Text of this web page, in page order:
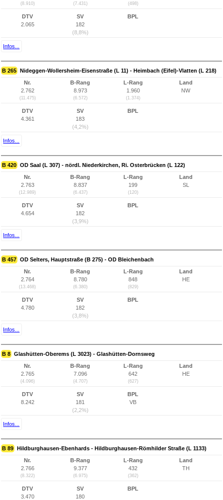
(8.910) (7.431) (498)
DTV
2.065
SV
182
(8,8%)
BPL
Infos...
B 265 Nideggen-Wollersheim-Eisenstraße (L 11) - Heimbach (Eifel)-Vlatten (L 218)
Nr.
2.762
(11.475)
B-Rang
8.973
(6.572)
L-Rang
1.960
(1.374)
Land
NW
DTV
4.361
SV
183
(4,2%)
BPL
Infos...
B 420 OD Saal (L 307) - nördl. Niederkirchen, Ri. Osterbrücken (L 122)
Nr.
2.763
(12.989)
B-Rang
8.837
(6.437)
L-Rang
199
(120)
Land
SL
DTV
4.654
SV
182
(3,9%)
BPL
Infos...
B 457 OD Selters, Hauptstraße (B 275) - OD Bleichenbach
Nr.
2.764
(13.468)
B-Rang
8.780
(6.380)
L-Rang
848
(829)
Land
HE
DTV
4.780
SV
182
(3,8%)
BPL
Infos...
B 8 Glashütten-Oberems (L 3023) - Glashütten-Dornsweg
Nr.
2.765
(4.096)
B-Rang
7.096
(4.707)
L-Rang
642
(627)
Land
HE
DTV
8.242
SV
181
(2,2%)
BPL
VB
Infos...
B 89 Hildburghausen-Ebenhards - Hildburghausen-Römhilder Straße (L 1133)
Nr.
2.766
(8.322)
B-Rang
9.377
(6.975)
L-Rang
432
(362)
Land
TH
DTV
3.470
SV
180
BPL